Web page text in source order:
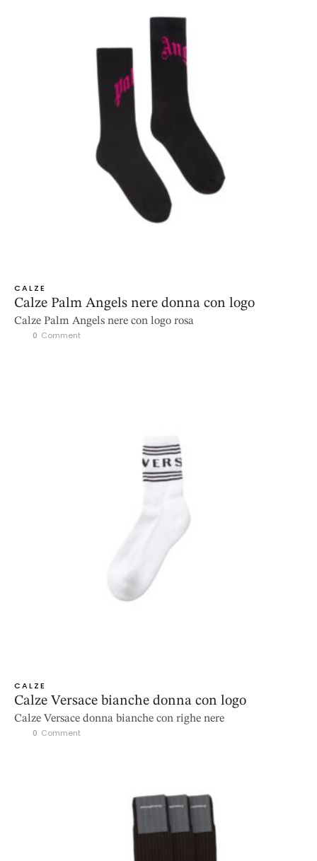
CALZE
Calze Palm Angels nere donna con logo
Calze Palm Angels nere con logo rosa
0 Comment
CALZE
Calze Versace bianche donna con logo
Calze Versace donna bianche con righe nere
0 Comment